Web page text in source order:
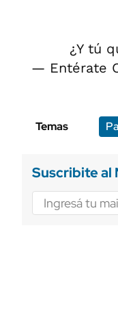
¿Y tú
— Entérate
Temas
Suscribite al